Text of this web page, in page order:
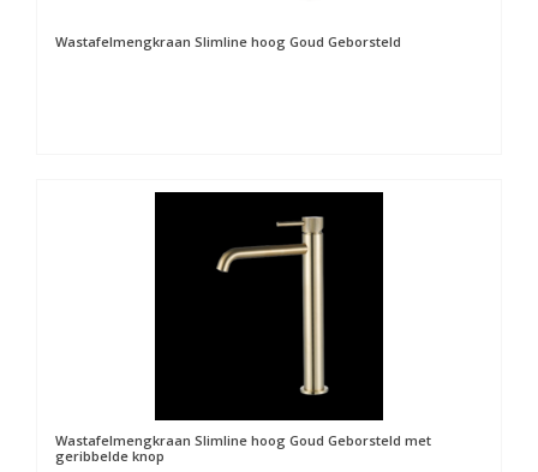
Wastafelmengkraan Slimline hoog Goud Geborsteld
Wastafelmengkraan Slimline hoog Goud Geborsteld met
geribbelde knop